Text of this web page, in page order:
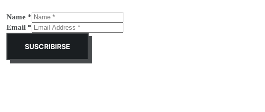
Name *
Email *
SUSCRIBIRSE